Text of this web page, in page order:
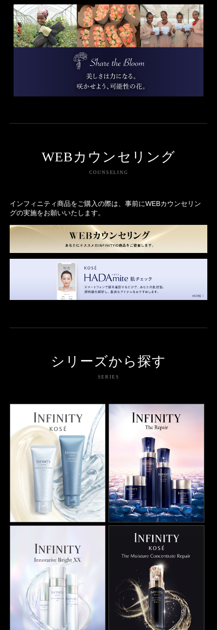
WEBカウンセリング
COUNSELING
インフィニティ商品をご購入の際は、事前にWEBカウンセリン
グの実施をお願いいたします。
シリーズから探す
SERIES